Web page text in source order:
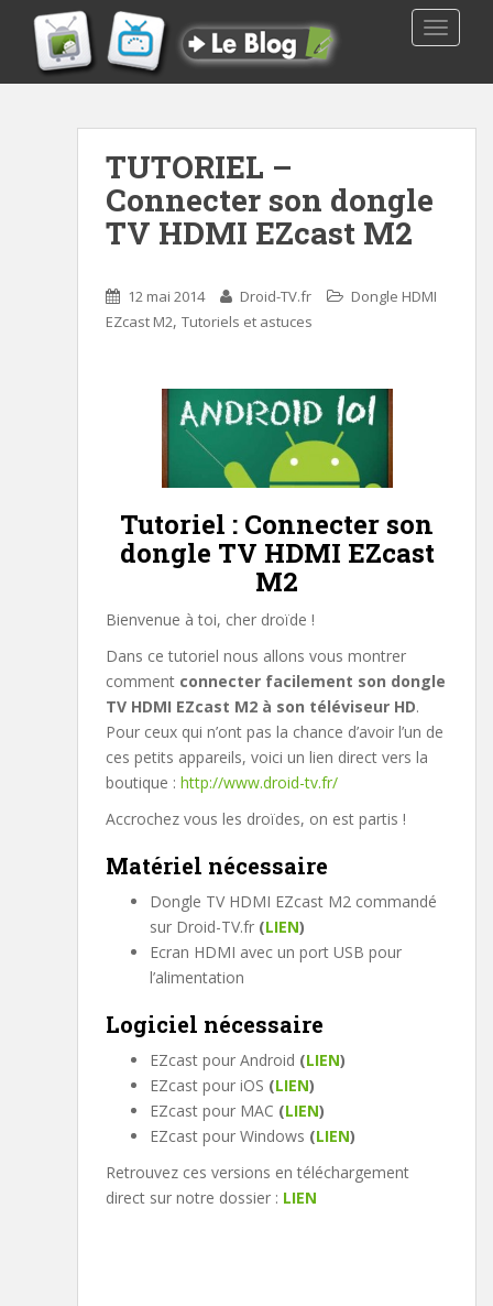
TUTORIEL –
Connecter son dongle
TV HDMI EZcast M2
12 mai 2014 Droid-TV.fr
Dongle HDMI
EZcast M2, Tutoriels et astuces
Tutoriel : Connecter son
dongle TV HDMI EZcast
M2
Bienvenue à toi, cher droïde !
Dans ce tutoriel nous allons vous montrer
comment connecter facilement son dongle
TV HDMI EZcast M2 à son téléviseur HD.
Pour ceux qui n’ont pas la chance d’avoir l’un de
ces petits appareils, voici un lien direct vers la
boutique : http://www.droid-tv.fr/
Accrochez vous les droïdes, on est partis !
Matériel nécessaire
Dongle TV HDMI EZcast M2 commandé
sur Droid-TV.fr (LIEN)
Ecran HDMI avec un port USB pour
l’alimentation
Logiciel nécessaire
EZcast pour Android (LIEN)
EZcast pour iOS (LIEN)
EZcast pour MAC (LIEN)
EZcast pour Windows (LIEN)
Retrouvez ces versions en téléchargement
direct sur notre dossier : LIEN